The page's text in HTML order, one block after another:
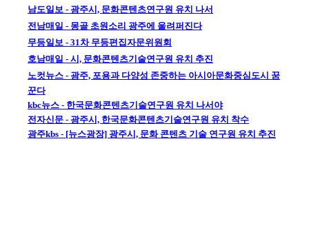
남도일보 - 광주시, 문화콘텐츠연구원 유치 나서
전남매일 - 몽골 초원소리 광주에 울려퍼진다
무등일보 - 31차 무등편집자문위원회
호남매일 - 시, 문화콘텐츠기술연구원 유치 추진
노컷뉴스 - 광주, 포용과 다양성 존중하는 아시아문화중심도시 꿈
꾼다
kbc뉴스 - 한국문화콘텐츠기술연구원 유치 나서야
전자신문 - 광주시, 한국문화콘텐츠기술연구원 유치 착수
광주kbs - [뉴스광장] 광주시, 문화 콘텐츠 기술 연구원 유치 추진